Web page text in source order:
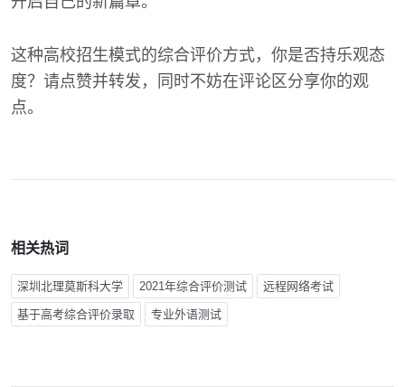
这种高校招生模式的综合评价方式，你是否持乐观态
度？请点赞并转发，同时不妨在评论区分享你的观
点。
相关热词
深圳北理莫斯科大学 2021年综合评价测试 远程网络考试
基于高考综合评价录取 专业外语测试